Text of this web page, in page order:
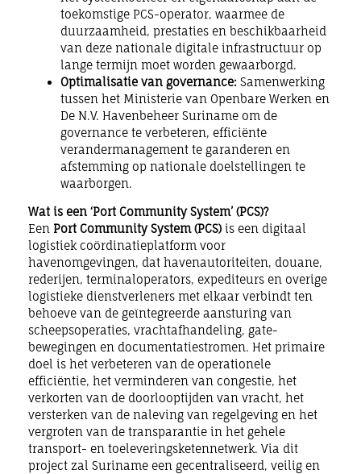
toekomstige PCS-operator, waarmee de
duurzaamheid, prestaties en beschikbaarheid
van deze nationale digitale infrastructuur op
lange termijn moet worden gewaarborgd.
Optimalisatie van governance: Samenwerking
tussen het Ministerie van Openbare Werken en
De N.V. Havenbeheer Suriname om de
governance te verbeteren, efficiënte
verandermanagement te garanderen en
afstemming op nationale doelstellingen te
waarborgen.
Wat is een ‘Port Community System’ (PCS)?
Een Port Community System (PCS) is een digitaal
logistiek coördinatieplatform voor
havenomgevingen, dat havenautoriteiten, douane,
rederijen, terminaloperators, expediteurs en overige
logistieke dienstverleners met elkaar verbindt ten
behoeve van de geïntegreerde aansturing van
scheepsoperaties, vrachtafhandeling, gate-
bewegingen en documentatiestromen. Het primaire
doel is het verbeteren van de operationele
efficiëntie, het verminderen van congestie, het
verkorten van de doorlooptijden van vracht, het
versterken van de naleving van regelgeving en het
vergroten van de transparantie in het gehele
transport- en toeleveringsketennetwerk. Via dit
project zal Suriname een gecentraliseerd, veilig en